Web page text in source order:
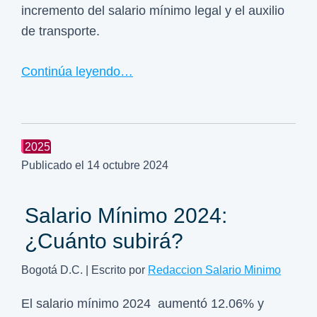
incremento del salario mínimo legal y el auxilio
de transporte.
Continúa leyendo…
2025
Publicado el 14 octubre 2024
Salario Mínimo 2024:
¿Cuánto subirá?
Bogotá D.C. | Escrito por Redaccion Salario Minimo
El salario mínimo 2024 aumentó 12.06% y